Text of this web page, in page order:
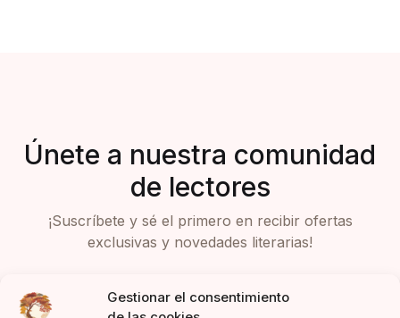
Gestionar el consentimiento
Únete a nuestra comunidad
de lectores
¡Suscríbete y sé el primero en recibir ofertas
exclusivas y novedades literarias!